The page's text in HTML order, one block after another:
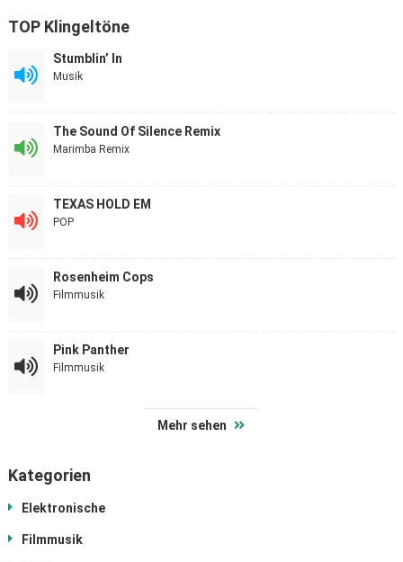
TOP Klingeltöne
Stumblin’ In
Musik
The Sound Of Silence Remix
Marimba Remix
TEXAS HOLD EM
POP
Rosenheim Cops
Filmmusik
Pink Panther
Filmmusik
Mehr sehen
Kategorien
Elektronische
Filmmusik